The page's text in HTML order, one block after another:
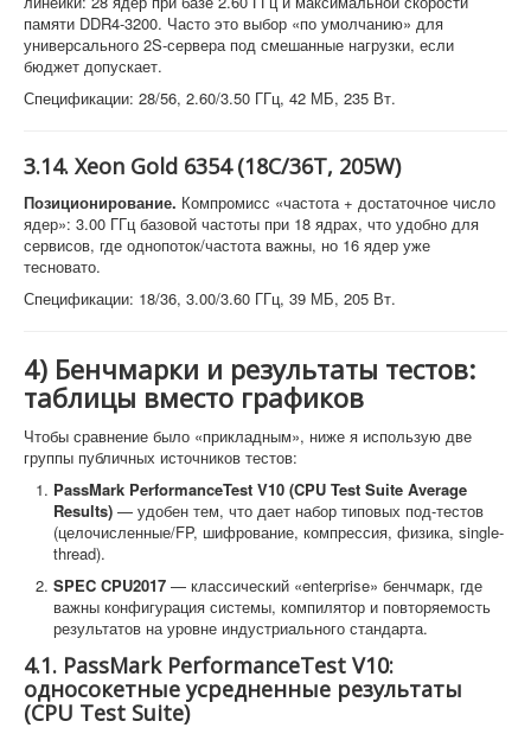
памяти DDR4-3200. Часто это выбор «по умолчанию» для
универсального 2S-сервера под смешанные нагрузки, если
бюджет допускает.
Спецификации: 28/56, 2.60/3.50 ГГц, 42 МБ, 235 Вт.
3.14. Xeon Gold 6354 (18C/36T, 205W)
Позиционирование. Компромисс «частота + достаточное число
ядер»: 3.00 ГГц базовой частоты при 18 ядрах, что удобно для
сервисов, где однопоток/частота важны, но 16 ядер уже
тесновато.
Спецификации: 18/36, 3.00/3.60 ГГц, 39 МБ, 205 Вт.
4) Бенчмарки и результаты тестов:
таблицы вместо графиков
Чтобы сравнение было «прикладным», ниже я использую две
группы публичных источников тестов:
PassMark PerformanceTest V10 (CPU Test Suite Average
Results) — удобен тем, что дает набор типовых под-тестов
(целочисленные/FP, шифрование, компрессия, физика, single-
thread).
SPEC CPU2017 — классический «enterprise» бенчмарк, где
важны конфигурация системы, компилятор и повторяемость
результатов на уровне индустриального стандарта.
4.1. PassMark PerformanceTest V10:
односокетные усредненные результаты
(CPU Test Suite)